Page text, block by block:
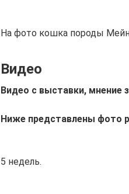
На фото кошка породы
Видео
Видео с выставки, мнение
Ниже представлены фото
5 недель.